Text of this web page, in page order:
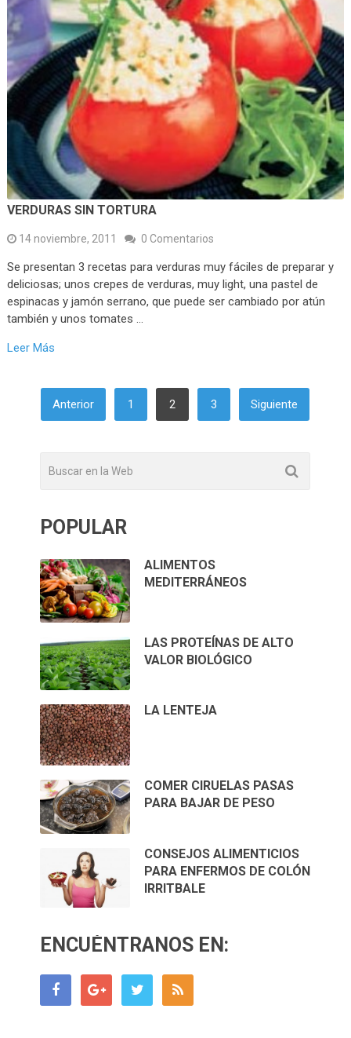
VERDURAS SIN TORTURA
14 noviembre, 2011 0 Comentarios
Se presentan 3 recetas para verduras muy fáciles de preparar y
deliciosas; unos crepes de verduras, muy light, una pastel de
espinacas y jamón serrano, que puede ser cambiado por atún
también y unos tomates …
Leer Más
PAGINACIÓN
Anterior 1 2 3 Siguiente
POPULAR
ALIMENTOS
MEDITERRÁNEOS
LAS PROTEÍNAS DE ALTO
VALOR BIOLÓGICO
LA LENTEJA
COMER CIRUELAS PASAS
PARA BAJAR DE PESO
CONSEJOS ALIMENTICIOS
PARA ENFERMOS DE COLÓN
IRRITBALE
ENCUÉNTRANOS EN: